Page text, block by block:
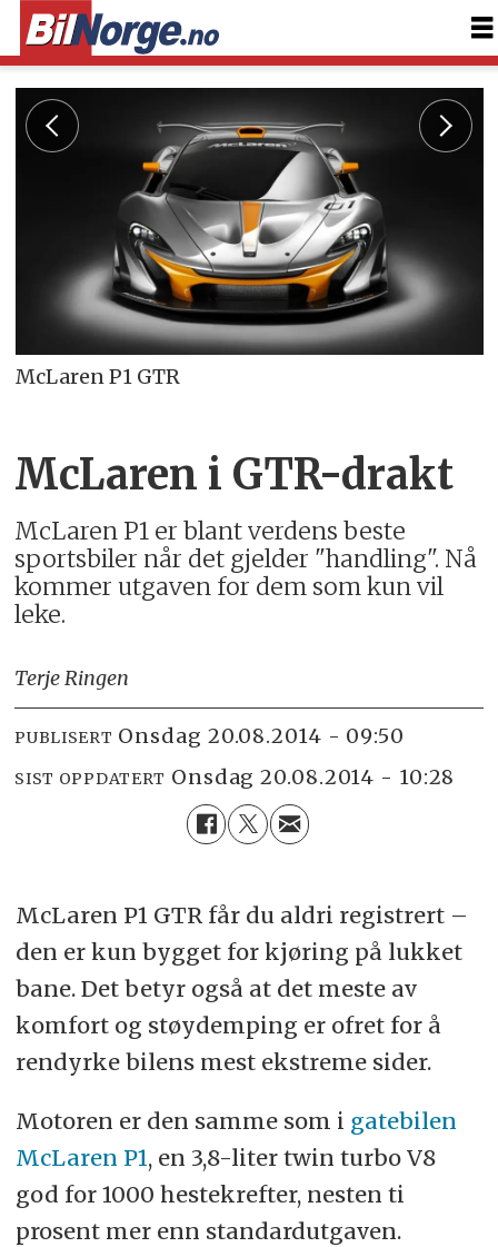
McLaren P1 GTR
McLaren i GTR-drakt
McLaren P1 er blant verdens beste
sportsbiler når det gjelder "handling". Nå
kommer utgaven for dem som kun vil
leke.
Terje Ringen
PUBLISERT onsdag 20.08.2014 - 09:50
SIST OPPDATERT onsdag 20.08.2014 - 10:28
McLaren P1 GTR får du aldri registrert –
den er kun bygget for kjøring på lukket
bane. Det betyr også at det meste av
komfort og støydemping er ofret for å
rendyrke bilens mest ekstreme sider.
Motoren er den samme som i gatebilen
McLaren P1, en 3,8-liter twin turbo V8
god for 1000 hestekrefter, nesten ti
prosent mer enn standardutgaven.